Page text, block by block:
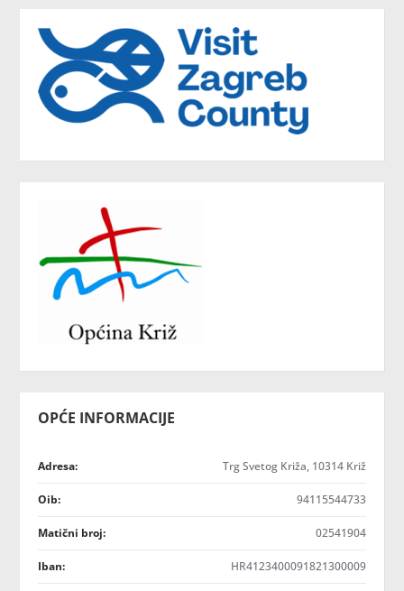
OPĆE INFORMACIJE
Adresa: Trg Svetog Križa, 10314 Križ
Oib: 94115544733
Matični broj: 02541904
Iban: HR4123400091821300009